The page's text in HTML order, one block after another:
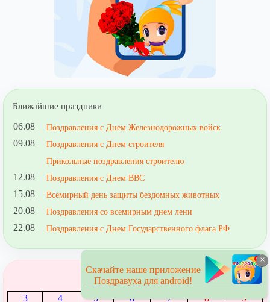
Ближайшие праздники
06.08 Поздравления с Днем Железнодорожных войск
09.08
Поздравления с Днем строителя
Прикольные поздравления строителю
12.08 Поздравления с Днем ВВС
15.08 Всемирный день защиты бездомных животных
20.08 Поздравления со всемирным днем лени
22.08 Поздравления с Днем Государственного флага РФ
Август
1
2
3
4 5 6 7 8 9
×
Скачайте наше приложение
Поздравуха для android!